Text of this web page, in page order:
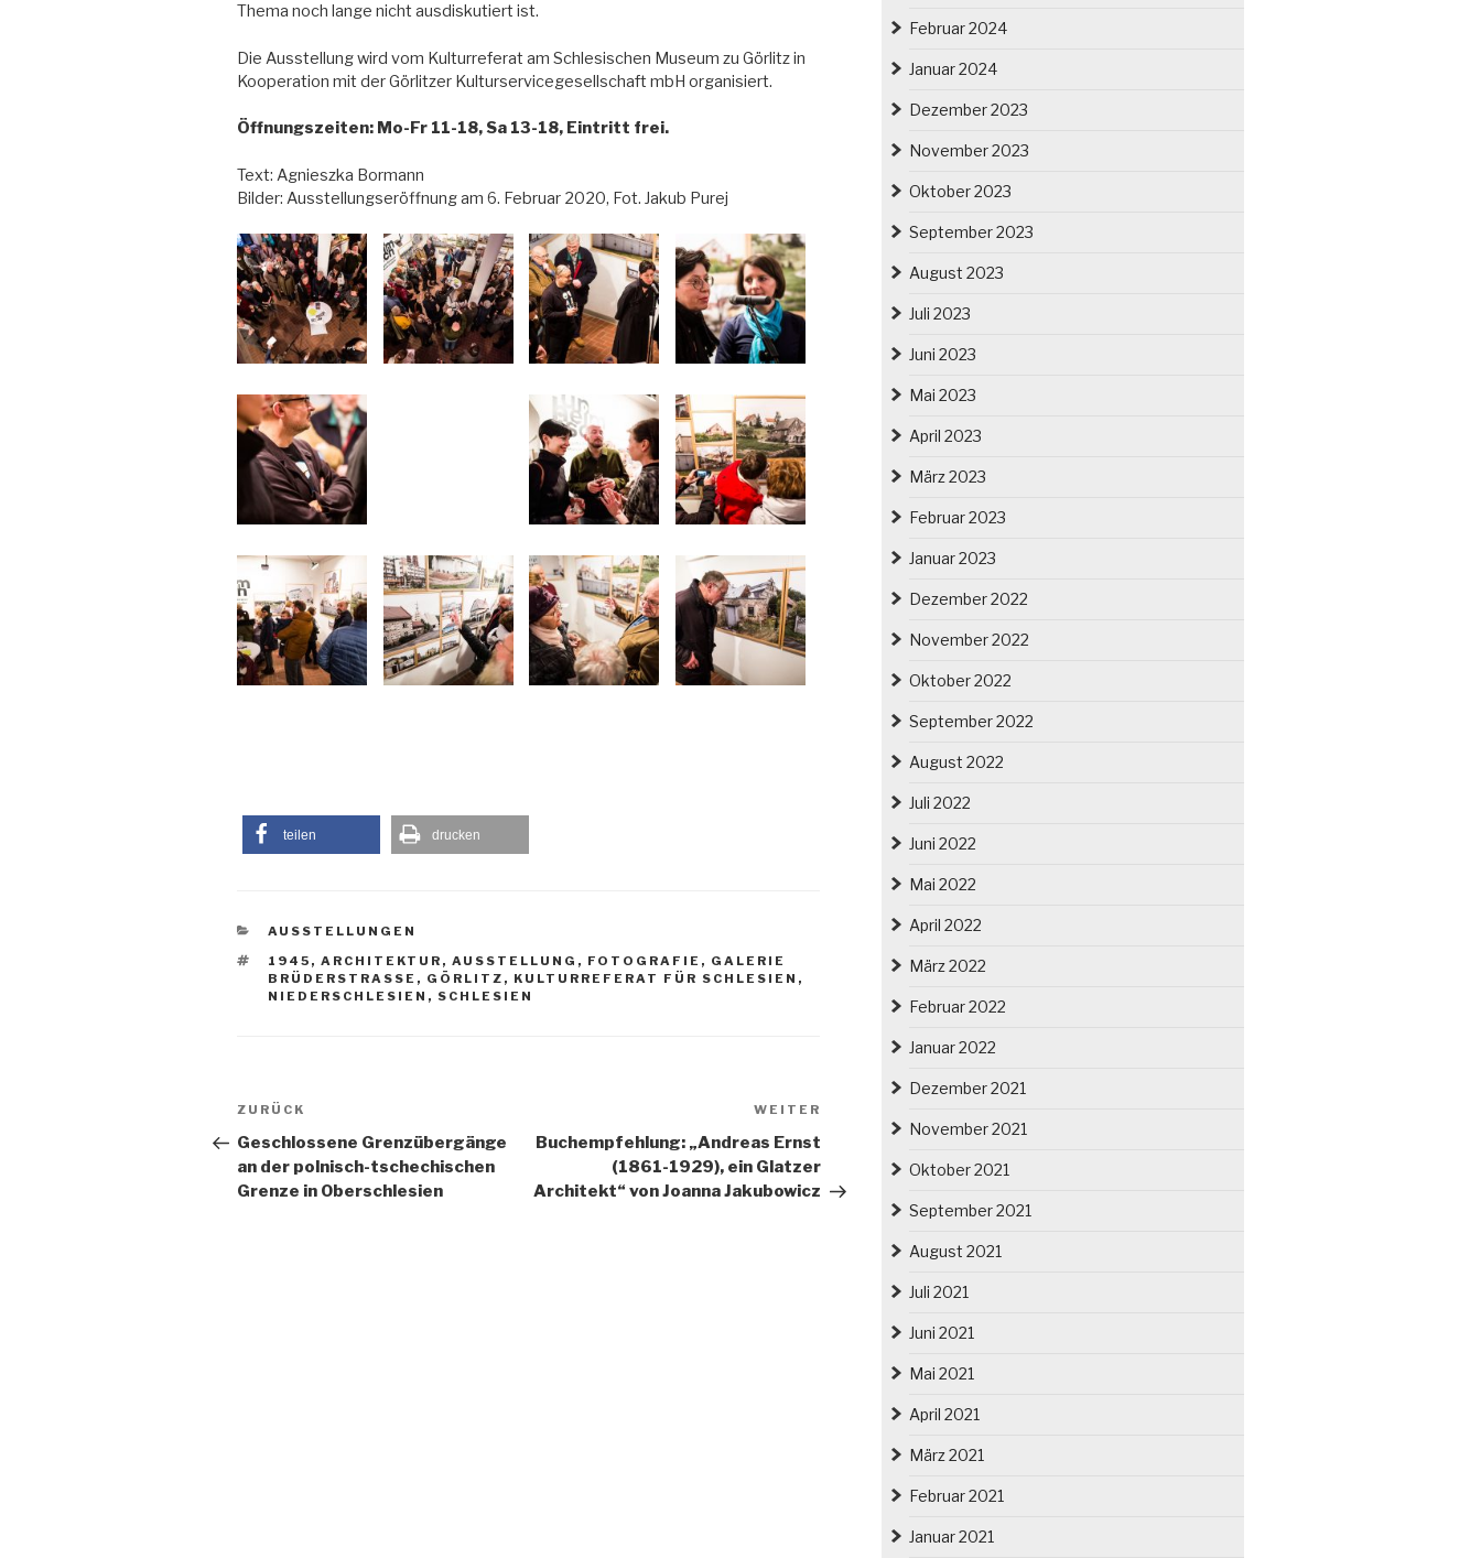
Thema noch lange nicht ausdiskutiert ist.
Die Ausstellung wird vom Kulturreferat am Schlesischen Museum zu Görlitz in
Kooperation mit der Görlitzer Kulturservicegesellschaft mbH organisiert.
Öffnungszeiten: Mo-Fr 11-18, Sa 13-18, Eintritt frei.
Text: Agnieszka Bormann
Bilder: Ausstellungseröffnung am 6. Februar 2020, Fot. Jakub Purej
teilen drucken
KATEGORIEN
AUSSTELLUNGEN
SCHLAGWÖRTER
1945 , ARCHITEKTUR , AUSSTELLUNG , FOTOGRAFIE , GALERIE
BRÜDERSTRASSE
, GÖRLITZ , KULTURREFERAT FÜR SCHLESIEN ,
NIEDERSCHLESIEN , SCHLESIEN
Beitragsnavigation
Vorheriger
Beitrag
ZURÜCK
Geschlossene Grenzübergänge
an der polnisch-tschechischen
Grenze in Oberschlesien
WEITER
Buchempfehlung: „Andreas Ernst
(1861-1929), ein Glatzer
Architekt“ von Joanna Jakubowicz
Februar 2024
Januar 2024
Dezember 2023
November 2023
Oktober 2023
September 2023
August 2023
Juli 2023
Juni 2023
Mai 2023
April 2023
März 2023
Februar 2023
Januar 2023
Dezember 2022
November 2022
Oktober 2022
September 2022
August 2022
Juli 2022
Juni 2022
Mai 2022
April 2022
März 2022
Februar 2022
Januar 2022
Dezember 2021
November 2021
Oktober 2021
September 2021
August 2021
Juli 2021
Juni 2021
Mai 2021
April 2021
März 2021
Februar 2021
Januar 2021